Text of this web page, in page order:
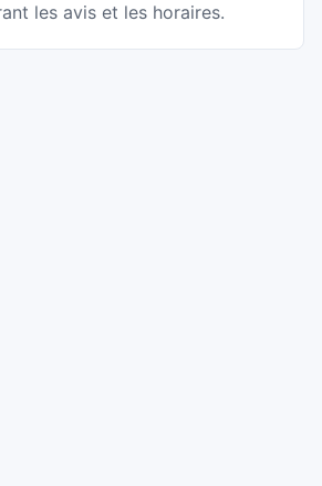
les avis et les horaires.